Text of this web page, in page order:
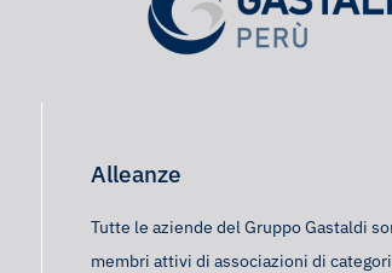
Alleanze
Tutte le aziende del Gruppo Gastaldi
membri attivi di associazioni di